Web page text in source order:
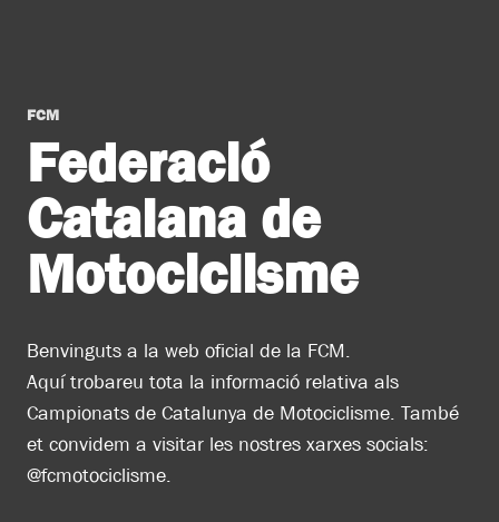
FCM
Federació
Catalana de
Motociclisme
Benvinguts a la web oficial de la FCM.
Aquí trobareu tota la informació relativa als
Campionats de Catalunya de Motociclisme. També
et convidem a visitar les nostres xarxes socials:
@fcmotociclisme.